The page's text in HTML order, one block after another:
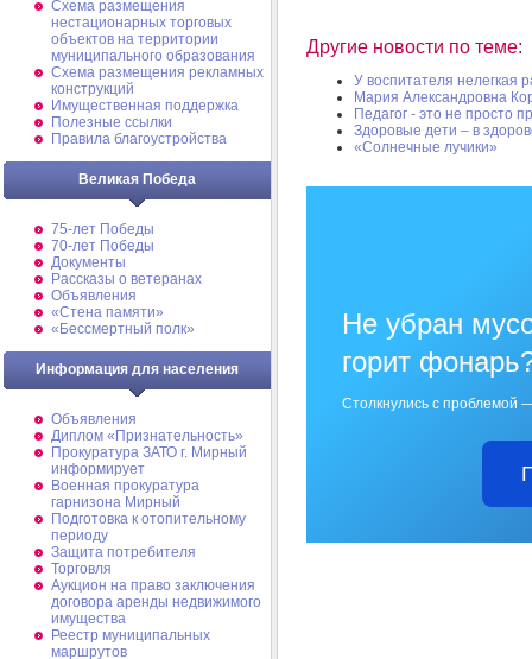
Схема размещения
нестационарных торговых
объектов на территории
муниципального образования
Схема размещения рекламных
конструкций
Имущественная поддержка
Полезные ссылки
Правила благоустройства
Великая Победа
75-лет Победы
70-лет Победы
Документы
Рассказы о ветеранах
Объявления
«Стена памяти»
«Бессмертный полк»
Информация для населения
Объявления
Диплом «Признательность»
Прокуратура ЗАТО г. Мирный
информирует
Военная прокуратура
гарнизона Мирный
Подготовка к отопительному
периоду
Защита потребителя
Торговля
Аукцион на право заключения
договора аренды недвижимого
имущества
Реестр муниципальных
маршрутов
Другие новости по теме:
У воспитателя нелегкая
Мария Александровна
Педагог - это не просто
Здоровые дети – в
«Солнечные лучики»
Не убран
горит
Столкнулись с проблемой